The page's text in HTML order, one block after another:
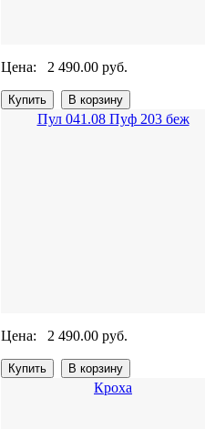
Цена: 2 490.00 руб.
Пул 041.08 Пуф 203 беж
Цена: 2 490.00 руб.
Кроха